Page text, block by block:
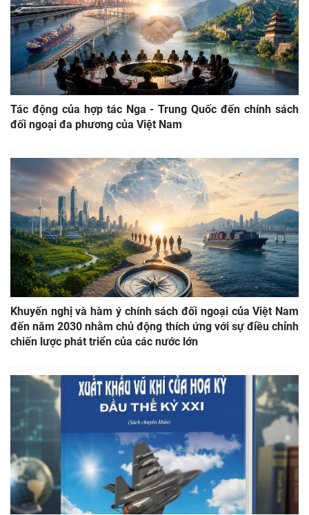
Tác động của hợp tác Nga - Trung Quốc đến chính sách
đối ngoại đa phương của Việt Nam
Khuyến nghị và hàm ý chính sách đối ngoại của Việt Nam
đến năm 2030 nhằm chủ động thích ứng với sự điều chỉnh
chiến lược phát triển của các nước lớn